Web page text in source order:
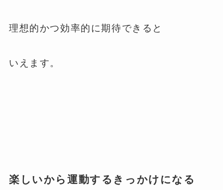
理想的かつ効率的に期待できると
いえます。
楽しいから運動するきっかけになる